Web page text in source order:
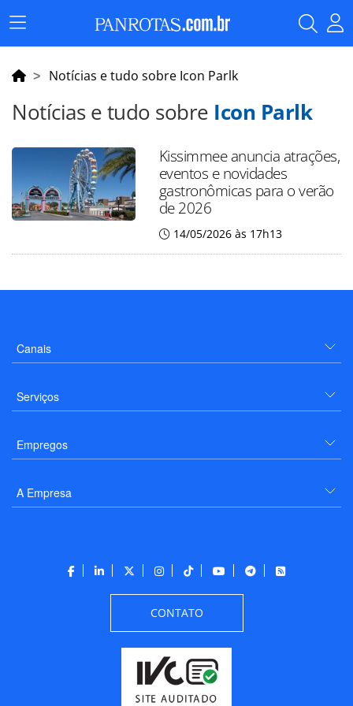
Menu
Principal
Notícias e tudo sobre Icon Parlk
Notícias e tudo sobre Icon Parlk
Kissimmee anuncia atrações,
eventos e novidades
gastronômicas para o verão
de 2026
14/05/2026 às 17h13
Canais
Serviços
Empregos
A Empresa
CONTATO